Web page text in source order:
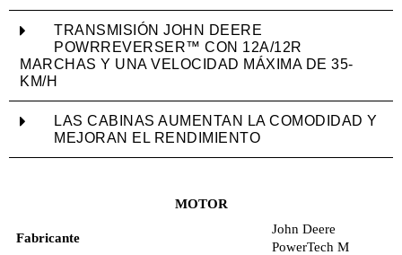
TRANSMISIÓN JOHN DEERE
POWRREVERSER™ CON 12A/12R
MARCHAS Y UNA VELOCIDAD MÁXIMA DE 35-
KM/H
LAS CABINAS AUMENTAN LA COMODIDAD Y
MEJORAN EL RENDIMIENTO
MOTOR
Fabricante
John Deere
PowerTech M